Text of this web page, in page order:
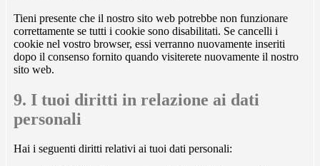
Tieni presente che il nostro sito web potrebbe non funzionare
correttamente se tutti i cookie sono disabilitati. Se cancelli i
cookie nel vostro browser, essi verranno nuovamente inseriti
dopo il consenso fornito quando visiterete nuovamente il nostro
sito web.
9. I tuoi diritti in relazione ai dati
personali
Hai i seguenti diritti relativi ai tuoi dati personali: